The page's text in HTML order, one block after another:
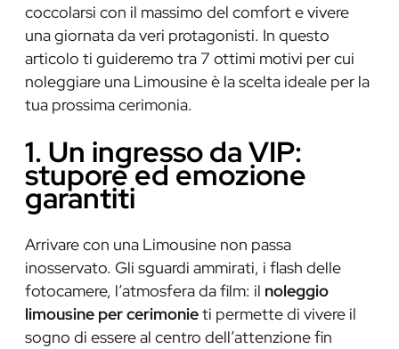
coccolarsi con il massimo del comfort e vivere
una giornata da veri protagonisti. In questo
articolo ti guideremo tra 7 ottimi motivi per cui
noleggiare una Limousine è la scelta ideale per la
tua prossima cerimonia.
1. Un ingresso da VIP:
stupore ed emozione
garantiti
Arrivare con una Limousine non passa
inosservato. Gli sguardi ammirati, i flash delle
fotocamere, l’atmosfera da film: il noleggio
limousine per cerimonieti permette di vivere il
sogno di essere al centro dell’attenzione fin